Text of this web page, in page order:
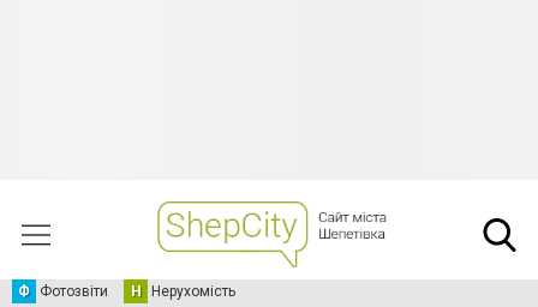
Ф Фотозвіти Н Нерухомість